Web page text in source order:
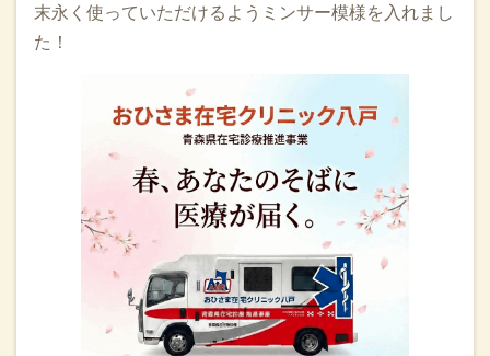
た。懐かしいお顔の皆さんにもお会いできたりしてまた八戸
で頑張ろうと思えました。留守を守ってくれたスタッフの皆
GW、ほぼ毎日仕事でした。発熱外来、お看取り、膀胱瘻が抜
けた！で定期訪問診察以外に臨時もありました。五戸で力尽
きてさくら旅館さんにお世話になりました。きれいなお部屋
で大浴場もありおいしい朝食もいただき、心と身体を養って
いただきました。ありがとうございました(^▽^)/
怒涛のほぼワンオペ4月を終え、5月になりました。神経内科
の鈴木先生を3か月お迎えして新たなステージに入ります！5
末永く使っていただけるようミンサー模様を入れまし
た！